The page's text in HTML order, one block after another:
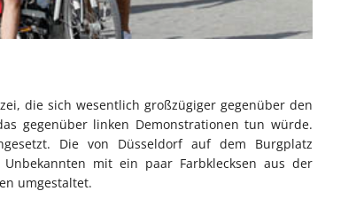
die sich wesentlich großzügiger gegenüber den
gegenüber linken Demonstrationen tun würde.
Die von Düsseldorf auf dem Burgplatz
mit ein paar Farbklecksen aus der
umgestaltet.